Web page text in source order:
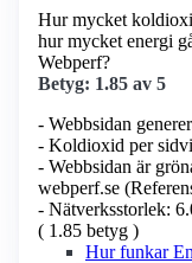
Hur mycket
hur mycket energi
Webperf?
Betyg: 1.85 av 5
- Webbsidan
- Koldioxid per
- Webbsidan är
webperf.se
- Nätverksstorlek:
( 1.85 betyg )
Hur funkar